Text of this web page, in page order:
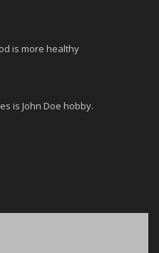
is more healthy
is John Doe hobby.